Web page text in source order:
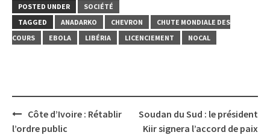
POSTED UNDER
SOCIÉTÉ
TAGGED
ANADARKO CHEVRON
CHUTE MONDIALE DES
COURS
EBOLA LIBÉRIA LICENCIEMENT NOCAL
Post
navigation
Côte d’Ivoire : Rétablir
l’ordre public
Soudan du Sud : le président
Kiir signera l’accord de paix